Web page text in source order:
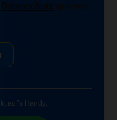
Datenschutz
auf's Handy: